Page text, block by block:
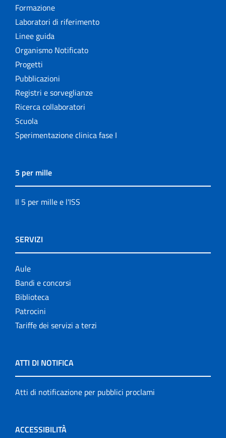
Formazione
Laboratori di riferimento
Linee guida
Organismo Notificato
Progetti
Pubblicazioni
Registri e sorveglianze
Ricerca collaboratori
Scuola
Sperimentazione clinica fase I
5 per mille
Il 5 per mille e l'ISS
SERVIZI
Aule
Bandi e concorsi
Biblioteca
Patrocini
Tariffe dei servizi a terzi
ATTI DI NOTIFICA
Atti di notificazione per pubblici proclami
ACCESSIBILITÀ